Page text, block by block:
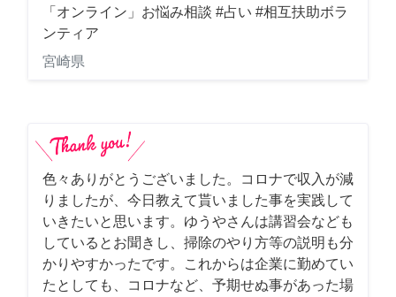
「オンライン」お悩み相談 #占い #相互扶助ボラ
ンティア
宮崎県
色々ありがとうございました。コロナで収入が減
りましたが、今日教えて貰いました事を実践して
いきたいと思います。ゆうやさんは講習会なども
しているとお聞きし、掃除のやり方等の説明も分
かりやすかったです。これからは企業に勤めてい
たとしても、コロナなど、予期せぬ事があった場